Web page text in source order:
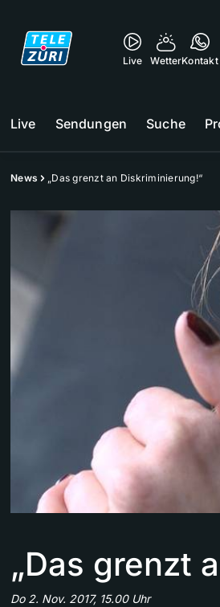
Live WetterKontakt
Live Sendungen Suche
News „Das grenzt an Diskriminierung!“
„Das grenzt
Do 2. Nov. 2017, 15.00 Uhr